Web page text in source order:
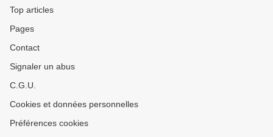
Top articles
Pages
Contact
Signaler un abus
C.G.U.
Cookies et données personnelles
Préférences cookies